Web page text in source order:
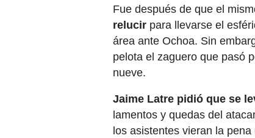
Fue después de que el
relucir para llevarse el
área ante Ochoa. Sin
pelota el zaguero que pasó
nueve.
Jaime Latre pidió que se
lamentos y quedas del
los asistentes vieran la pena